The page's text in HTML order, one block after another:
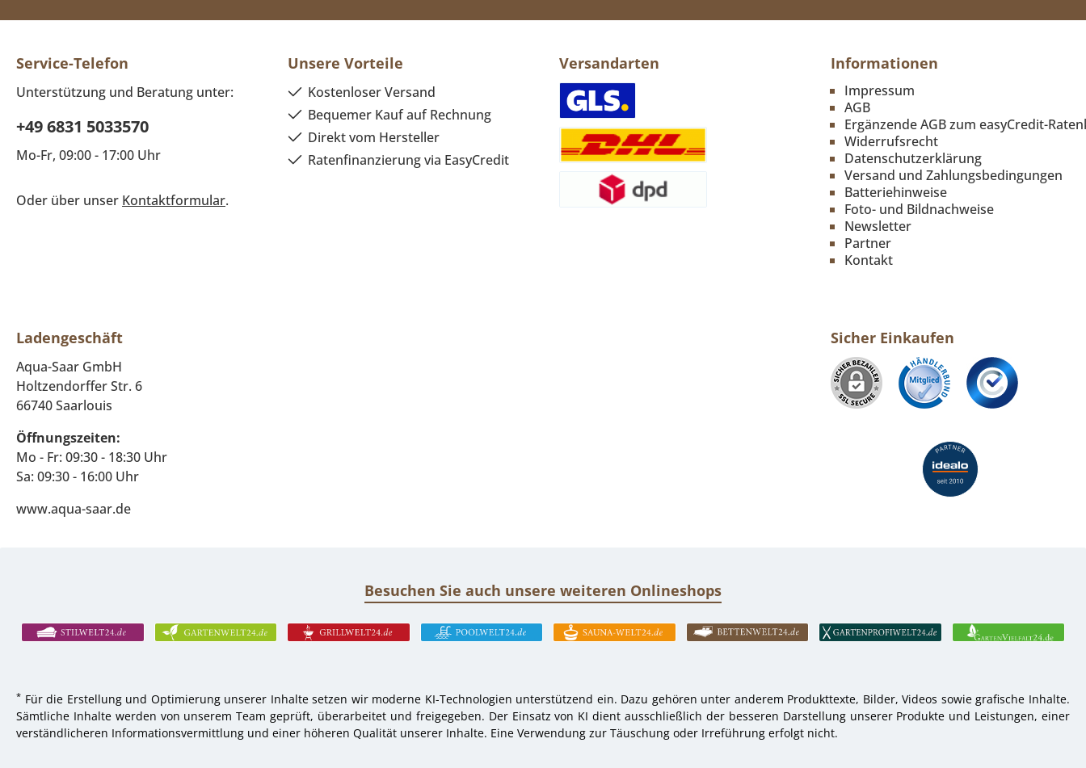
Service-Telefon
Unterstützung und Beratung unter:
+49 6831 5033570
Mo-Fr, 09:00 - 17:00 Uhr
Oder über unser Kontaktformular.
Unsere Vorteile
Kostenloser Versand
Bequemer Kauf auf Rechnung
Direkt vom Hersteller
Ratenfinanzierung via EasyCredit
Versandarten Informationen
Impressum
AGB
Ergänzende AGB zum easyCredit-
Widerrufsrecht
Datenschutzerklärung
Versand und Zahlungsbedingungen
Batteriehinweise
Foto- und Bildnachweise
Newsletter
Partner
Kontakt
Ladengeschäft
Aqua-Saar GmbH
Holtzendorffer Str. 6
66740 Saarlouis
Öffnungszeiten:
Mo - Fr: 09:30 - 18:30 Uhr
Sa: 09:30 - 16:00 Uhr
www.aqua-saar.de
Sicher Einkaufen
Besuchen Sie auch unsere weiteren Onlineshops
* Für die Erstellung und Optimierung unserer Inhalte setzen wir moderne KI-Technologien unterstützend ein. Dazu gehören unter anderem Produkttexte, Bilder, Videos sowie grafische Inhalte.
Sämtliche Inhalte werden von unserem Team geprüft, überarbeitet und freigegeben. Der Einsatz von KI dient ausschließlich der besseren Darstellung unserer Produkte und Leistungen, einer
verständlicheren Informationsvermittlung und einer höheren Qualität unserer Inhalte. Eine Verwendung zur Täuschung oder Irreführung erfolgt nicht.